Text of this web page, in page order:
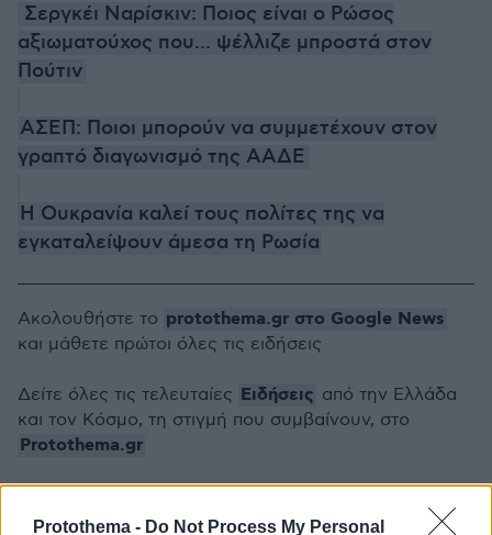
Protothema - Do Not Process My Personal
Σεργκέι Ναρίσκιν: Ποιος είναι ο Ρώσος
αξιωματούχος που... ψέλλιζε μπροστά στον
Πούτιν
ΑΣΕΠ: Ποιοι μπορούν να συμμετέχουν στον
γραπτό διαγωνισμό της ΑΑΔΕ
Η Ουκρανία καλεί τους πολίτες της να
εγκαταλείψουν άμεσα τη Ρωσία
Ακολουθήστε το protothema.gr στο Google News
και μάθετε πρώτοι όλες τις ειδήσεις
Δείτε όλες τις τελευταίες Ειδήσεις από την Ελλάδα
και τον Κόσμο, τη στιγμή που συμβαίνουν, στο
Protothema.gr